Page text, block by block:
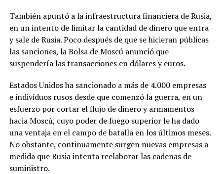
También apuntó a la infraestructura financiera de Rusia,
en un intento de limitar la cantidad de dinero que entra
y sale de Rusia. Poco después de que se hicieran públicas
las sanciones, la Bolsa de Moscú anunció que
suspendería las transacciones en dólares y euros.
Estados Unidos ha sancionado a más de 4.000 empresas
e individuos rusos desde que comenzó la guerra, en un
esfuerzo por cortar el flujo de dinero y armamentos
hacia Moscú, cuyo poder de fuego superior le ha dado
una ventaja en el campo de batalla en los últimos meses.
No obstante, continuamente surgen nuevas empresas a
medida que Rusia intenta reelaborar las cadenas de
suministro.